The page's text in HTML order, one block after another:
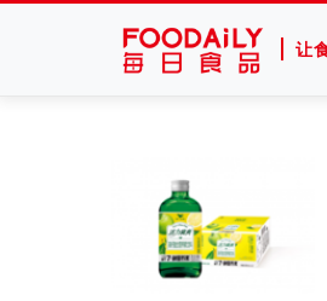
让